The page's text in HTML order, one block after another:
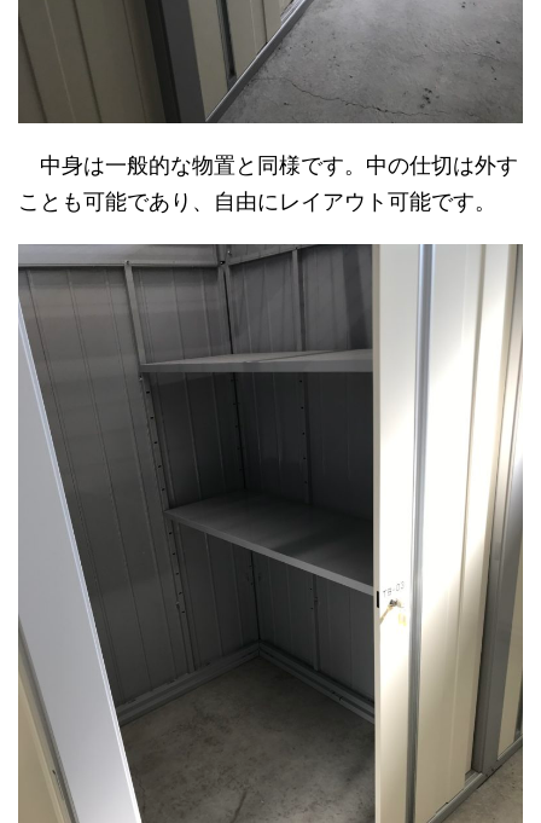
中身は一般的な物置と同様です。中の仕切は外す
ことも可能であり、自由にレイアウト可能です。